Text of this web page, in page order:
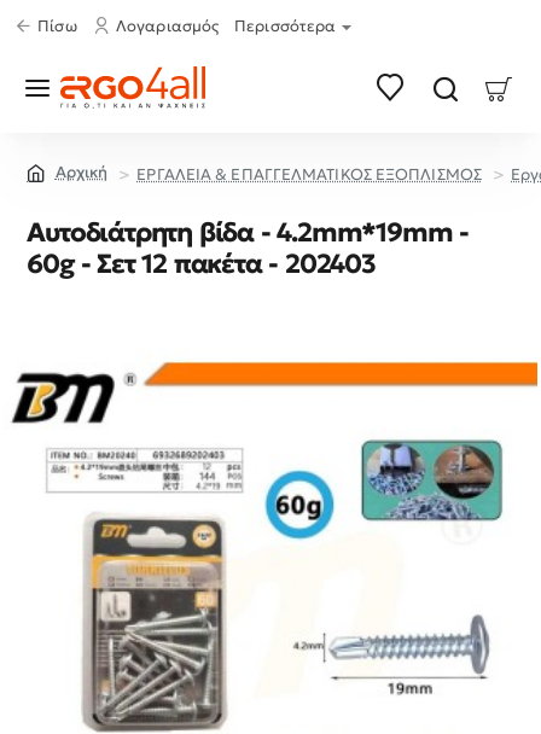
Πίσω Λογαριασμός Περισσότερα
ΕΡΓΑΛΕΙΑ & ΕΠΑΓΓΕΛΜΑΤΙΚΟΣ ΕΞΟΠΛΙΣΜΟΣ
Aυτοδιάτρητη βίδα - 4.2mm*19mm -
60g - Σετ 12 πακέτα - 202403